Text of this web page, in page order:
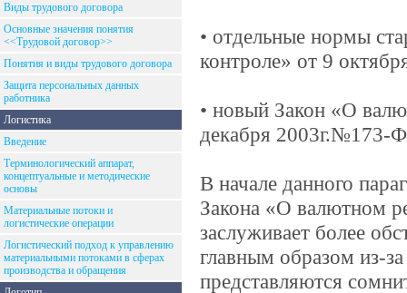
Виды трудового договора
Основные значения понятия
<<Трудовой договор>>
Понятия и виды трудового договора
Защита персональных данных
работника
Логистика
Введение
Терминологический аппарат,
концептуальные и методические
основы
Материальные потоки и
логистические операции
Логистический подход к управлению
материальными потоками в сферах
производства и обращения
• отдельные нормы
контроле» от 9
• новый Закон «О
декабря 2003г.№173-
В начале данного
Закона «О валютном
заслуживает более
главным образом из-
представляются